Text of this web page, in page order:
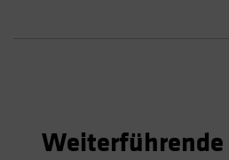
Weiterführende